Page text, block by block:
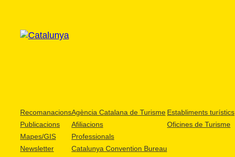
Recomanacions
Publicacions
Mapes/GIS
Newsletter
Agència Catalana de Turisme
Afiliacions
Professionals
Catalunya Convention Bureau
Establiments turístics
Oficines de Turisme